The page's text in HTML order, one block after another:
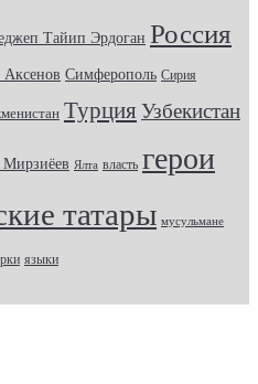
Тайип Эрдоган Россия
Аксенов Симферополь Сирия
Турция Узбекистан
Ялта власть герои
татары мусульмане
языки